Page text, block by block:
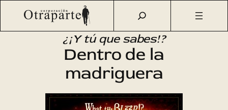
Saltar
Otraparte.org/Agenda Cultural Cine
Dentro de la
¿¡Y tú que sabes!?
Dentro de la
madriguera